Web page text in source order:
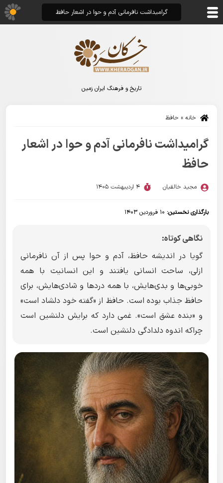
تاریخ و فرهنگ ایران زمین
خانه » حافظ
گرامیداشت نافرمانی آدم و حوا در اشعار
حافظ
مجید خالقیان 4 اردیبهشت 1405
بارگذاری نخستین: 10 فروردین 1403
نگاهی کوتاه:
گویا در اندیشه حافظ، آدم و حوا پس از آن نافرمانی
ازلی، ساحت انسانی یافتند و این انسانیت با همه
خوبی‌ها و بدی‌هایش، با همه دردها و شادی‌هایش، برای
حافظ جذاب بوده است. حافظ از «گفته خود دلشاد است»
و «بنده عشق است». غمی دارد که برایش دلنشین است
چراکه اندوه دلدادگی دلنشین است.
گرامیداشت نافرمانی آدم و حوا در اشعار حافظ